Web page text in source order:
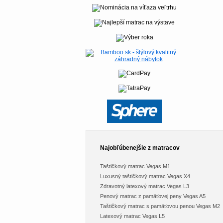
Najobľúbenejšie z matracov
Taštičkový matrac Vegas M1
Luxusný taštičkový matrac Vegas X4
Zdravotný latexový matrac Vegas L3
Penový matrac z pamäťovej peny Vegas A5
Taštičkový matrac s pamäťovou penou Vegas M2
Latexový matrac Vegas L5